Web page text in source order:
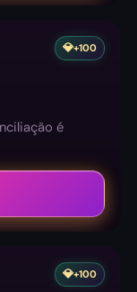
💎+100
é
💎+100